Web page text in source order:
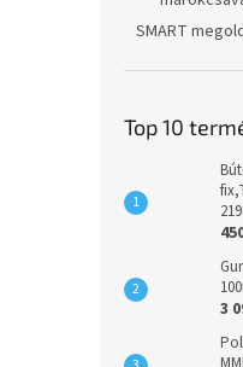
SMART
Top 10
3